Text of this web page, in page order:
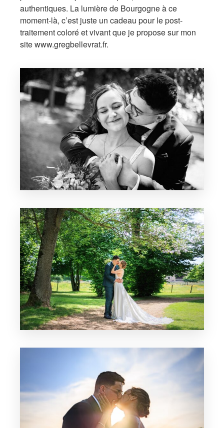
authentiques. La lumière de Bourgogne à ce
moment-là, c’est juste un cadeau pour le post-
traitement coloré et vivant que je propose sur mon
site www.gregbellevrat.fr.